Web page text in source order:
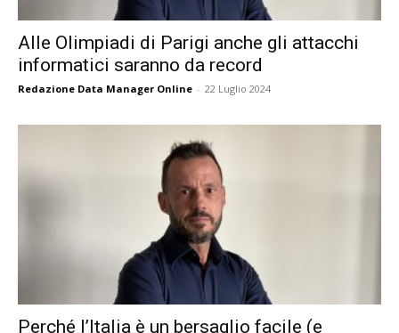
Alle Olimpiadi di Parigi anche gli attacchi
informatici saranno da record
Redazione Data Manager Online - 22 Luglio 2024
Perché l’Italia è un bersaglio facile (e